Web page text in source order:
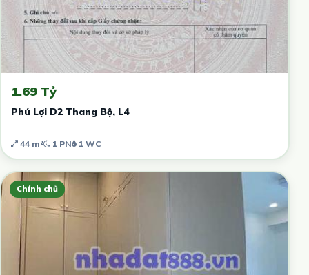
1.69 Tỷ
Phú Lợi D2 Thang Bộ, L4
44 m² 1 PN 1 WC
Chính chủ